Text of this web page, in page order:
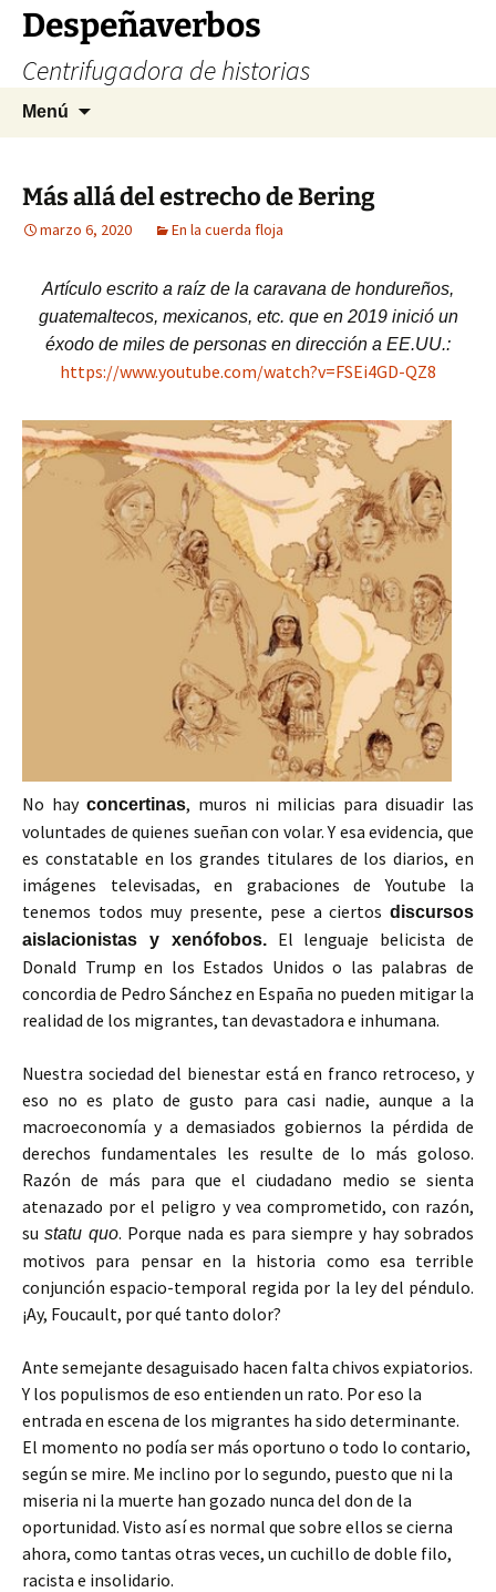
Saltar
contenido
Despeñaverbos
Centrifugadora de historias
Menú
Más allá del estrecho de Bering
marzo 6, 2020 En la cuerda floja
Artículo escrito a raíz de la caravana de hondureños,
guatemaltecos, mexicanos, etc. que en 2019 inició un
éxodo de miles de personas en dirección a EE.UU.:
https://www.youtube.com/watch?v=FSEi4GD-QZ8
No hay concertinas, muros ni milicias para disuadir las
voluntades de quienes sueñan con volar. Y esa evidencia, que
es constatable en los grandes titulares de los diarios, en
imágenes televisadas, en grabaciones de Youtube la
tenemos todos muy presente, pese a ciertos discursos
aislacionistas y xenófobos.El lenguaje belicista de
Donald Trump en los Estados Unidos o las palabras de
concordia de Pedro Sánchez en España no pueden mitigar la
realidad de los migrantes, tan devastadora e inhumana.
Nuestra sociedad del bienestar está en franco retroceso, y
eso no es plato de gusto para casi nadie, aunque a la
macroeconomía y a demasiados gobiernos la pérdida de
derechos fundamentales les resulte de lo más goloso.
Razón de más para que el ciudadano medio se sienta
atenazado por el peligro y vea comprometido, con razón,
su statu quo. Porque nada es para siempre y hay sobrados
motivos para pensar en la historia como esa terrible
conjunción espacio-temporal regida por la ley del péndulo.
¡Ay, Foucault, por qué tanto dolor?
Ante semejante desaguisado hacen falta chivos expiatorios.
Y los populismos de eso entienden un rato. Por eso la
entrada en escena de los migrantes ha sido determinante.
El momento no podía ser más oportuno o todo lo contario,
según se mire. Me inclino por lo segundo, puesto que ni la
miseria ni la muerte han gozado nunca del don de la
oportunidad. Visto así es normal que sobre ellos se cierna
ahora, como tantas otras veces, un cuchillo de doble filo,
racista e insolidario.